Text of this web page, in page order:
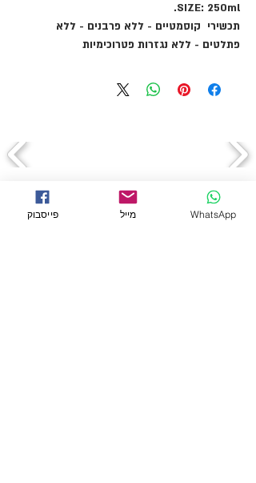
SIZE: 250ml.
תכשירי קוסמטיים - ללא פרבנים - ללא
פתלטים - ללא נגזרות פטרוכימיות
← לכל המוצרים פייסבוק מייל WhatsApp